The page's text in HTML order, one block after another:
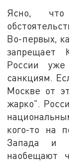
Ясно,
Во-первых,
запрещает
России уже
санкциям.
Москве от
жарко".
кого-то на
Запада и
наобещают